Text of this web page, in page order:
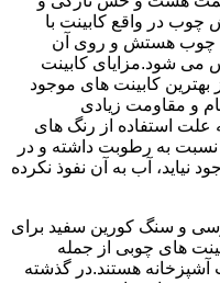
در واقع کابینت با
چوب هستش و روی آن
شود.مزایای کابینت
کابینت های موجود
و مقاومت زیادی
علت استفاده از رنگ های
به رطوبت داشته و در
آب به آن نفوذ نکرده
و سنگ کورین سفید برای
های چوبی از جمله
هستند.در گذشته